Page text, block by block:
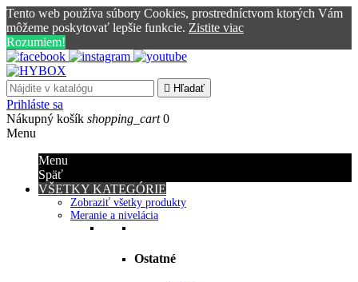
Tento web používa súbory Cookies, prostredníctvom ktorých Vám
môžeme poskytovať lepšie funkcie. Zistite viac
Rozumiem!
 Hľadať
Prihláste sa
Nákupný košík shopping_cart 0
Menu
Menu
Späť
VŠETKY KATEGÓRIE
Zobraziť všetky produkty
Meranie a nivelácia
Ostatné